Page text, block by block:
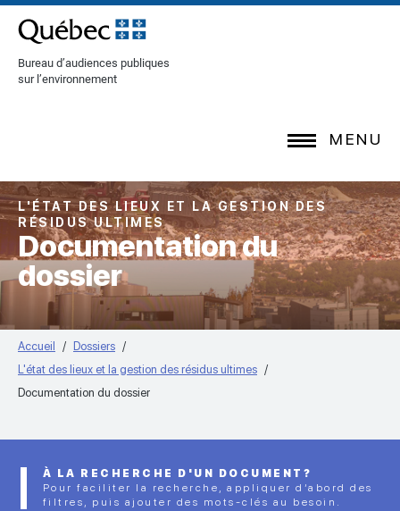
[Common.SkipToContent]
Bureau d’audiences publiques
sur l’environnement
MENU
L'ÉTAT DES LIEUX ET LA GESTION DES
RÉSIDUS ULTIMES
Documentation du
dossier
Accueil
Dossiers
L'état des lieux et la gestion des résidus ultimes
Documentation du dossier
À LA RECHERCHE D'UN DOCUMENT?
Pour faciliter la recherche, appliquer d’abord des
filtres, puis ajouter des mots-clés au besoin.